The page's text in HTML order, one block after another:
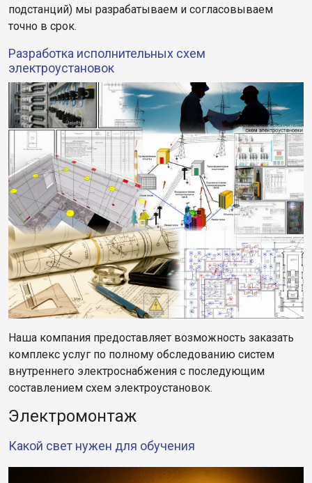
подстанций) мы разрабатываем и согласовываем
точно в срок.
Разработка исполнительных схем
электроустановок
Наша компания предоставляет возможность заказать
комплекс услуг по полному обследованию систем
внутреннего электроснабжения с последующим
составлением схем электроустановок.
Электромонтаж
Какой свет нужен для обучения